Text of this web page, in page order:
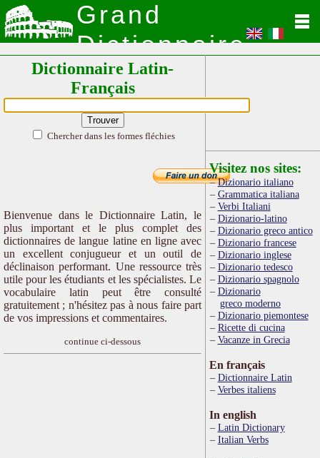
Grand
Dictionnaire
Latin
Dictionnaire Latin-
Français
Chercher dans les formes fléchies
Bienvenue dans le Dictionnaire Latin, le
plus important et le plus complet des
dictionnaires de langue latine en ligne avec
un excellent conjugueur et un outil de
déclinaison performant. Une ressource très
utile pour les étudiants et les spécialistes. Le
vocabulaire latin peut être consulté
gratuitement ; n'hésitez pas à nous faire part
de vos impressions et commentaires.
continue ci-dessous
Visitez nos sites:
Dizionario italiano
Grammatica italiana
Verbi Italiani
Dizionario-latino
Dizionario greco antico
Dizionario francese
Dizionario inglese
Dizionario tedesco
Dizionario spagnolo
Dizionario
greco moderno
Dizionario piemontese
Ricette di cucina
Vacanze in Grecia
En français
Dictionnaire Latin
Verbes italiens
In english
Latin Dictionary
Italian Verbs